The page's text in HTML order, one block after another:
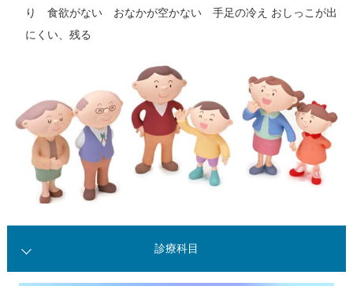
り 食欲がない おなかが空かない 手足の冷え おしっこが出
にくい、残る
診療科目